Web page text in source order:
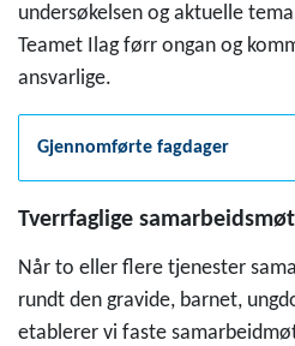
undersøkelsen og aktuelle
Teamet Ilag førr ongan og
ansvarlige.
Gjennomførte fagdager
Tverrfaglige
Når to eller flere tjenester
rundt den gravide, barnet,
etablerer vi faste